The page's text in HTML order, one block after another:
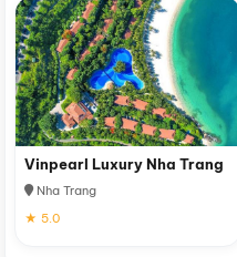
Vinpearl Luxury Nha Trang
Nha Trang
★ 5.0